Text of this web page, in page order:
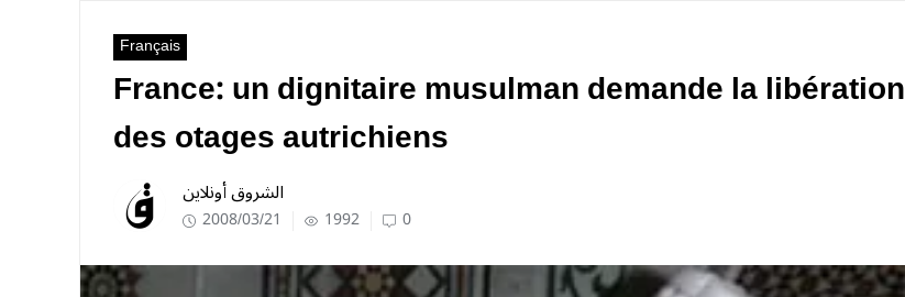
Français
France: un dignitaire musulman demande la libération
des otages autrichiens
الشروق أونلاين
2008/03/21 1992 0